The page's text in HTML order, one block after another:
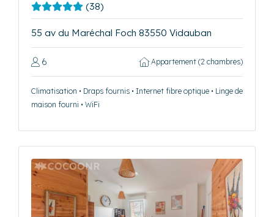
(38)
55 av du Maréchal Foch 83550 Vidauban
6 Appartement (2 chambres)
Climatisation • Draps fournis • Internet fibre optique • Linge de
maison fourni • WiFi